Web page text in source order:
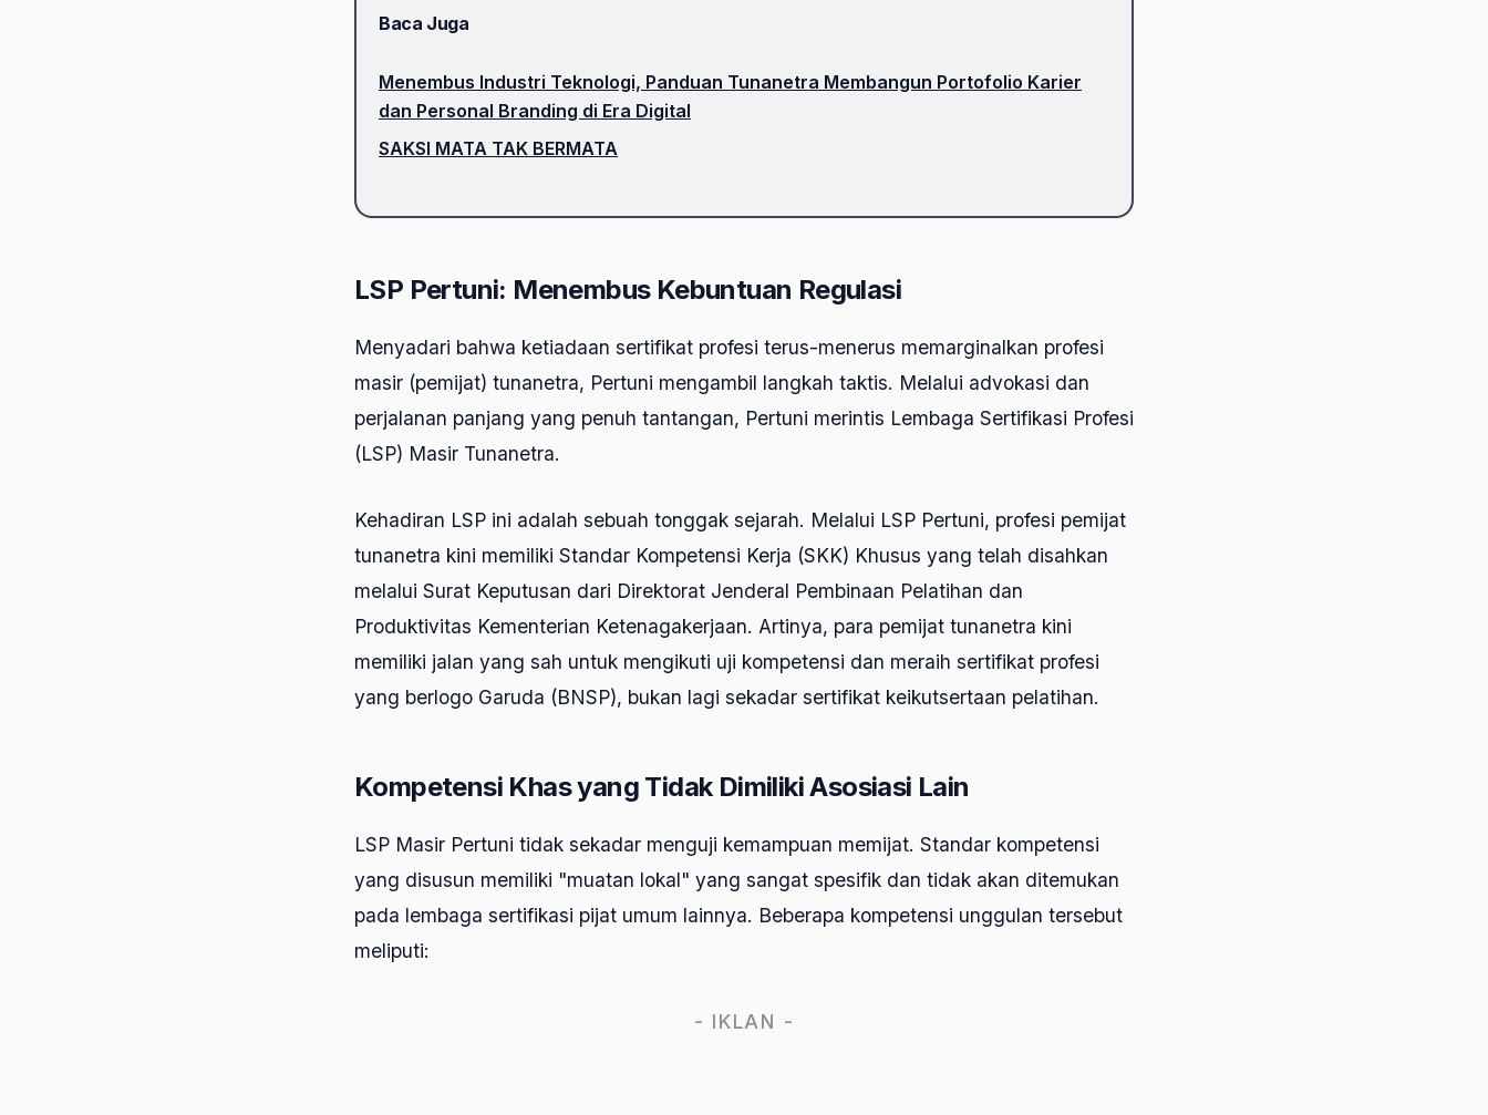
Baca Juga
Menembus Industri Teknologi, Panduan Tunanetra Membangun Portofolio Karier
dan Personal Branding di Era Digital
SAKSI MATA TAK BERMATA
LSP Pertuni: Menembus Kebuntuan Regulasi
Menyadari bahwa ketiadaan sertifikat profesi terus-menerus memarginalkan profesi
masir (pemijat) tunanetra, Pertuni mengambil langkah taktis. Melalui advokasi dan
perjalanan panjang yang penuh tantangan, Pertuni merintis Lembaga Sertifikasi Profesi
(LSP) Masir Tunanetra.
Kehadiran LSP ini adalah sebuah tonggak sejarah. Melalui LSP Pertuni, profesi pemijat
tunanetra kini memiliki Standar Kompetensi Kerja (SKK) Khusus yang telah disahkan
melalui Surat Keputusan dari Direktorat Jenderal Pembinaan Pelatihan dan
Produktivitas Kementerian Ketenagakerjaan. Artinya, para pemijat tunanetra kini
memiliki jalan yang sah untuk mengikuti uji kompetensi dan meraih sertifikat profesi
yang berlogo Garuda (BNSP), bukan lagi sekadar sertifikat keikutsertaan pelatihan.
Kompetensi Khas yang Tidak Dimiliki Asosiasi Lain
LSP Masir Pertuni tidak sekadar menguji kemampuan memijat. Standar kompetensi
yang disusun memiliki "muatan lokal" yang sangat spesifik dan tidak akan ditemukan
pada lembaga sertifikasi pijat umum lainnya. Beberapa kompetensi unggulan tersebut
meliputi:
- IKLAN -